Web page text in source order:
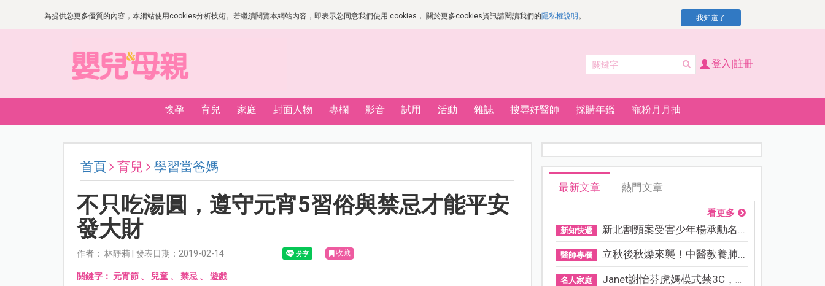
為提供您更多優質的內容，本網站使用cookies分析技術。若繼續閱覽本網站內容，即表示您同意我們使用 cookies， 關於更多cookies資訊請閱讀我們的隱私權說明 。 我知道了
登入|註冊
懷孕 育兒 家庭 封面人物 專欄 影音 試用 活動 雜誌 搜尋好醫師 採購年鑑 寵粉月月抽
首頁 育兒 學習當爸媽
不只吃湯圓，遵守元宵5習俗與禁忌才能平安
發大財
作者： 林靜莉 | 發表日期：2019-02-14 收藏
關鍵字： 元宵節、 兒童、 禁忌 、 遊戲
最新文章 熱門文章
看更多
新知快遞 新北割頸案受害少年楊承勳名...
醫師專欄 立秋後秋燥來襲！中醫教養肺...
名人家庭 Janet謝怡芬虎媽模式禁3C，看...